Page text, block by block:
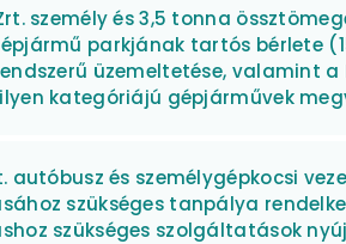
személy és 3,5 tonna
parkjának tartós bérlete
üzemeltetése, valamint a
kategóriájú gépjárművek
autóbusz és személygépkocsi
szükséges tanpálya
szükséges szolgáltatások